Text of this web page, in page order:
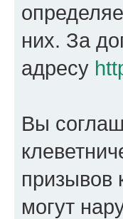
них. За
адресу
Вы
призывов
могут